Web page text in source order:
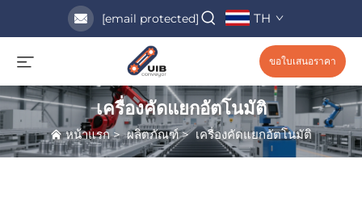
[email protected] TH
ขอใบเสนอราคา
เครื่องคัดแยกอัตโนมัติ
หน้าแรก>ผลิตภัณฑ์>เครื่องคัดแยกอัตโนมัติ